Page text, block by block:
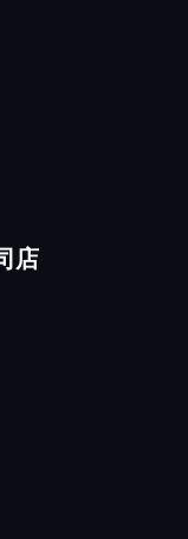
店